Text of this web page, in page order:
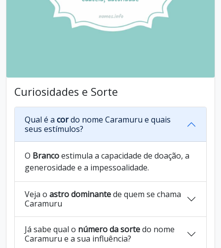
Curiosidades e Sorte
Qual é a cordo nome Caramuru e quais
seus estímulos?
O Brancoestimula a capacidade de doação, a
generosidade e a impessoalidade.
Veja o astro dominantede quem se chama
Caramuru
Já sabe qual o número da sortedo nome
Caramuru e a sua influência?